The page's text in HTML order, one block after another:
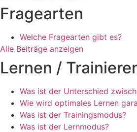
Fragearten
Welche Fragearten gibt es?
Alle Beiträge anzeigen
Lernen /
Was ist der Unterschied
Wie wird optimales Lernen
Was ist der Trainingsmodus?
Was ist der Lernmodus?